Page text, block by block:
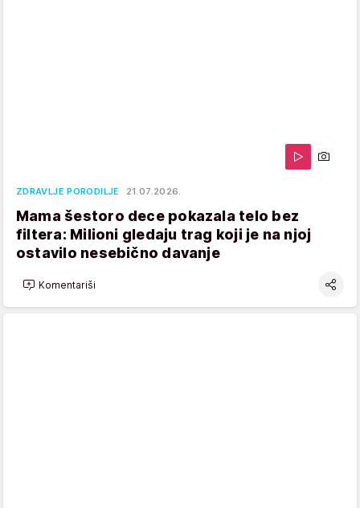
ZDRAVLJE PORODILJE 21.07.2026.
Mama šestoro dece pokazala telo bez
filtera: Milioni gledaju trag koji je na njoj
ostavilo nesebično davanje
Komentariši